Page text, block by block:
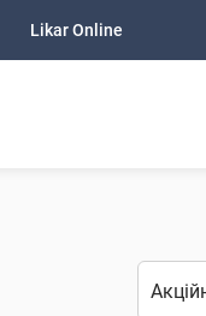
Likar Online